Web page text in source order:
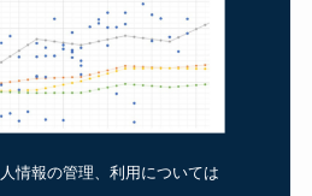
情報の管理、利用については